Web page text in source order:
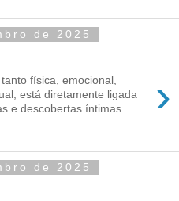
de 2025
›
física, emocional,
está diretamente ligada
e descobertas íntimas....
de 2025